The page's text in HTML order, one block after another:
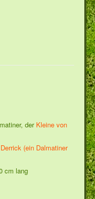
der Kleine von
(ein Dalmatiner
cm lang